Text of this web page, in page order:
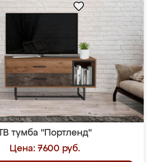
тумба "Портленд"
Цена: 7600 руб.